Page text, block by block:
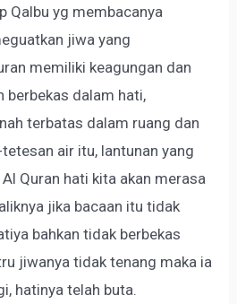
Qalbu yg membacanya
jiwa yang
memiliki keagungan dan
berbekas dalam hati,
terbatas dalam ruang dan
air itu, lantunan yang
Quran hati kita akan merasa
jika bacaan itu tidak
bahkan tidak berbekas
jiwanya tidak tenang maka ia
hatinya telah buta.